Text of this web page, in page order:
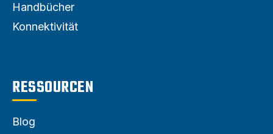
Handbücher
Konnektivität
RESSOURCEN
Blog